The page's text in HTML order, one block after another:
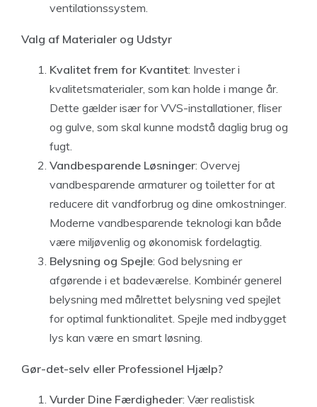
ventilationssystem.
Valg af Materialer og Udstyr
Kvalitet frem for Kvantitet: Invester i
kvalitetsmaterialer, som kan holde i mange år.
Dette gælder især for VVS-installationer, fliser
og gulve, som skal kunne modstå daglig brug og
fugt.
Vandbesparende Løsninger: Overvej
vandbesparende armaturer og toiletter for at
reducere dit vandforbrug og dine omkostninger.
Moderne vandbesparende teknologi kan både
være miljøvenlig og økonomisk fordelagtig.
Belysning og Spejle: God belysning er
afgørende i et badeværelse. Kombinér generel
belysning med målrettet belysning ved spejlet
for optimal funktionalitet. Spejle med indbygget
lys kan være en smart løsning.
Gør-det-selv eller Professionel Hjælp?
Vurder Dine Færdigheder: Vær realistisk